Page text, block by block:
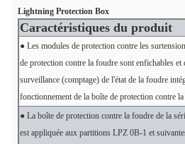
Lightning Protection Box
Caractéristiques du produit
● Les modules de protection contre les
de protection contre la foudre sont enfichables et
surveillance (comptage) de l'état de la foudre
fonctionnement de la boîte de protection contre
● La boîte de protection contre la foudre de la
est appliquée aux partitions LPZ 0B-1 et